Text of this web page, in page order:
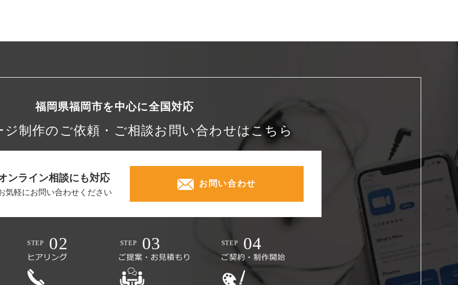
福岡県福岡市を中心に全国対応
ジ制作の ご依頼・ご相談お問い合わせはこちら
ンライン相談にも対応
気軽にお問い合わせください
お問い合わせ